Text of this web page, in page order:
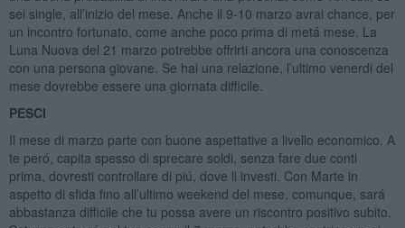
sei single, all’inizio del mese. Anche il 9-10 marzo avrai chance, per
un incontro fortunato, come anche poco prima di metá mese. La
Luna Nuova del 21 marzo potrebbe offrirti ancora una conoscenza
con una persona giovane. Se hai una relazione, l’ultimo venerdi del
mese dovrebbe essere una giornata difficile.
PESCI
Il mese di marzo parte con buone aspettative a livello economico. A
te peró, capita spesso di sprecare soldi, senza fare due conti
prima, dovresti controllare di piú, dove li investi. Con Marte in
aspetto di sfida fino all’ultimo weekend del mese, comunque, sará
abbastanza difficile che tu possa avere un riscontro positivo subito.